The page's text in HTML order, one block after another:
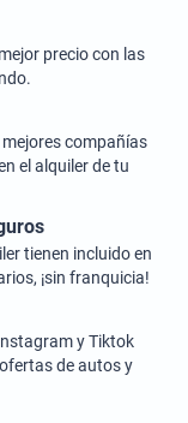
precio con las
compañías
el alquiler de tu
tienen incluido en
¡sin franquicia!
y Tiktok
de autos y